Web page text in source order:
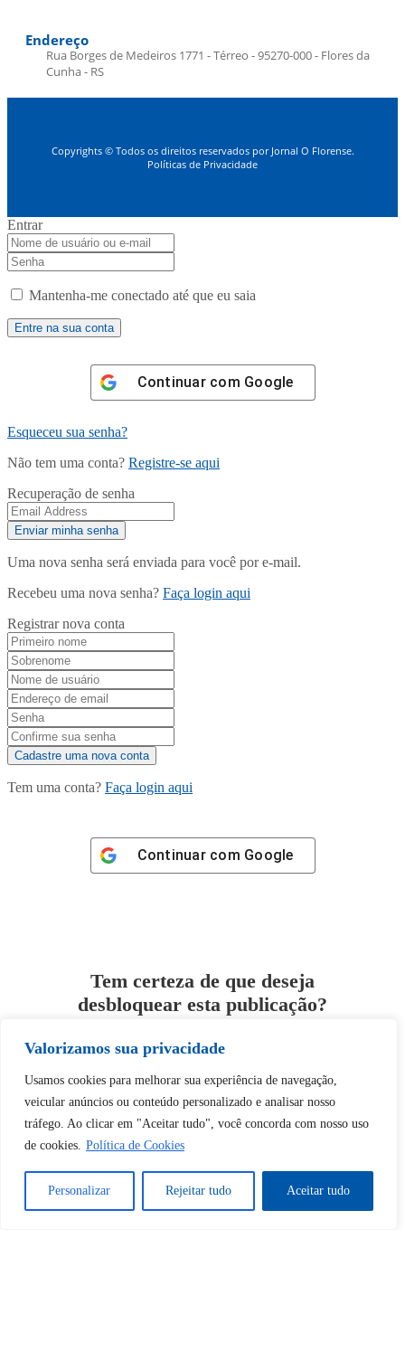
Valorizamos sua privacidade
Usamos cookies para melhorar sua experiência de navegação,
veicular anúncios ou conteúdo personalizado e analisar nosso
tráfego. Ao clicar em "Aceitar tudo", você concorda com nosso uso
de cookies. Política de Cookies
Personalizar Rejeitar tudo Aceitar tudo
Endereço
Rua Borges de Medeiros 1771 - Térreo - 95270-000 - Flores da
Cunha - RS
Copyrights © Todos os direitos reservados por Jornal O Florense.
Políticas de Privacidade
Entrar
Mantenha-me conectado até que eu saia
Continuar com Google
Esqueceu sua senha?
Não tem uma conta? Registre-se aqui
Recuperação de senha
Uma nova senha será enviada para você por e-mail.
Recebeu uma nova senha? Faça login aqui
Registrar nova conta
Tem uma conta? Faça login aqui
Continuar com Google
Tem certeza de que deseja
desbloquear esta publicação?
Desbloquear esquerda : 0
Sim Não